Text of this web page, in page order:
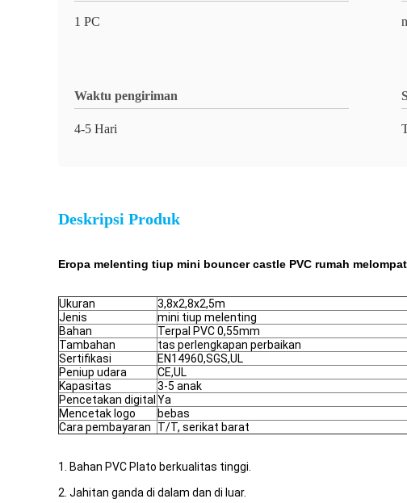
1 PC
Waktu pengiriman
4-5 Hari
Deskripsi Produk
Eropa melenting tiup mini bouncer castle PVC rumah
Ukuran
3,8x2,8x2,5m
Jenis
mini tiup melenting
Bahan
Terpal PVC 0,55mm
Tambahan
tas perlengkapan perbaikan
Sertifikasi
EN14960,SGS,UL
Peniup udara
CE,UL
Kapasitas
3-5 anak
Pencetakan digital Ya
Mencetak logo
bebas
Cara pembayaran
T/T, serikat barat
1. Bahan PVC Plato berkualitas tinggi.
2. Jahitan ganda di dalam dan di luar.